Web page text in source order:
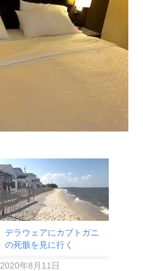
デラウェアにカブトガニ
の死骸を見に行く
2020年8月11日